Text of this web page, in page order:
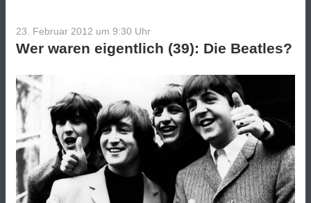
23. Februar 2012 um 9:30 Uhr
Wer waren eigentlich (39): Die Beatles?